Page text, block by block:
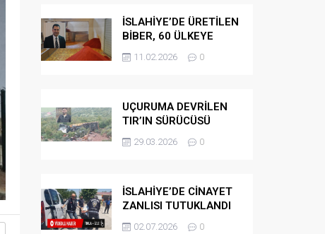
İSLAHİYE’DE ÜRETİLEN
BİBER, 60 ÜLKEYE
İHRAÇ EDİLİYOR
11.02.2026 0
UÇURUMA DEVRİLEN
TIR’IN SÜRÜCÜSÜ
HAYATINI KAYBETTİ
29.03.2026 0
İSLAHİYE’DE CİNAYET
ZANLISI TUTUKLANDI
02.07.2026 0